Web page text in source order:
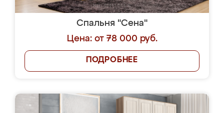
Спальня "Сена"
Цена: от 78 000 руб.
ПОДРОБНЕЕ